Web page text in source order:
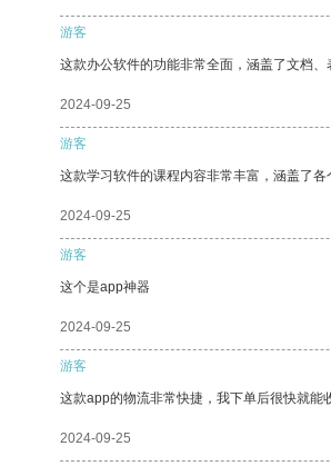
游客
这款办公软件的功能非常全面，涵盖了文档
2024-09-25
游客
这款学习软件的课程内容非常丰富，涵盖了
2024-09-25
游客
这个是app神器
2024-09-25
游客
这款app的物流非常快捷，我下单后很快就能
2024-09-25